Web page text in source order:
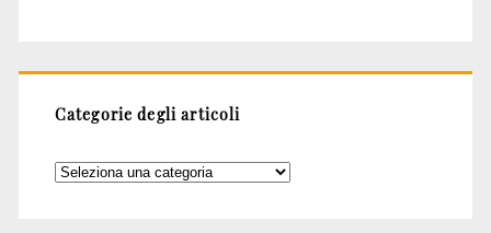
Categorie degli articoli
Categorie